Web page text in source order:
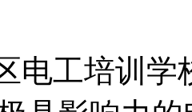
电工培训学